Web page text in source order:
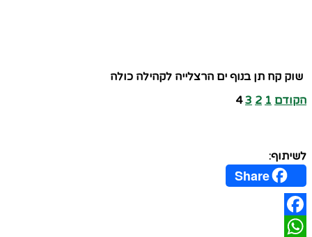
שוק קח תן בנוף ים הרצלייה לקהילה כולה
הקודם 1
2
3
4
לשיתוף:
Share
Facebook